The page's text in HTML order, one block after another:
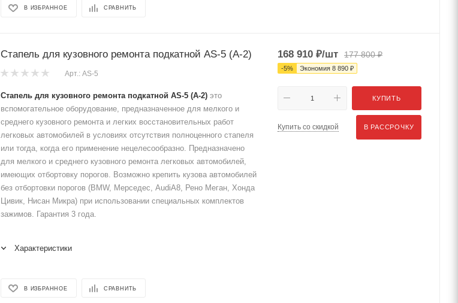
В ИЗБРАННОЕ СРАВНИТЬ
Стапель для кузовного ремонта подкатной AS-5 (А-2)
Арт.: AS-5
Стапель для кузовного ремонта подкатной АS-5 (А-2) это
вспомогательное оборудование, предназначенное для мелкого и
среднего кузовного ремонта и легких восстановительных работ
легковых автомобилей в условиях отсутствия полноценного стапеля
или тогда, когда его применение нецелесообразно. Предназначено
для мелкого и среднего кузовного ремонта легковых автомобилей,
имеющих отбортовку порогов. Возможно крепить кузова автомобилей
без отбортовки порогов (BMW, Мерседес, AudiA8, Рено Меган, Хонда
Цивик, Нисан Микра) при использовании специальных комплектов
зажимов. Гарантия 3 года.
Характеристики
В ИЗБРАННОЕ СРАВНИТЬ
168 910 ₽/шт 177 800₽
-5% Экономия 8 890 ₽
КУПИТЬ
Купить со скидкой В РАССРОЧКУ